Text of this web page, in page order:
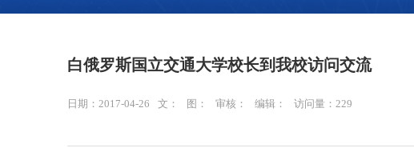
白俄罗斯国立交通大学校长到我校访问交流
日期：2017-04-26 文： 图： 审核： 编辑： 访问量： 229